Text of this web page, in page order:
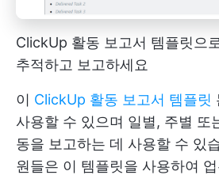
ClickUp 활동 보고서 템플릿으
추적하고 보고하세요
이 ClickUp 활동 보고서 템플릿
사용할 수 있으며 일별, 주별 또
동을 보고하는 데 사용할 수 있
원들은 이 템플릿을 사용하여